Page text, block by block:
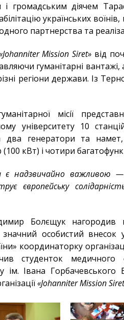
громадським діячем
українських
партнерства та
Mission Siret» від
гуманітарні
регіони держави. Із
місії
університету 10
генератори та
кВт) і чотири
є надзвичайно важливою
європейську
Болєщук нагородив
особистий внесок
координаторку
студенток медичного
ім. Івана
«Johanniter Mission